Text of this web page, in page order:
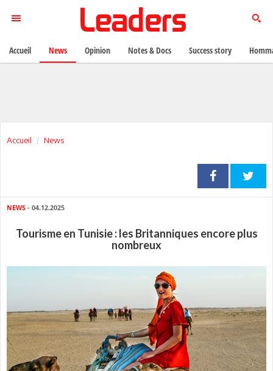
Accueil News
NEWS - 04.12.2025
Tourisme en Tunisie : les Britanniques encore plus
nombreux
Accueil News Opinion Notes & Docs Success story